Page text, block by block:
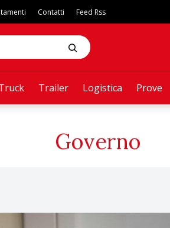
Trailer Logistica Prove
Contatti Feed Rss
Governo